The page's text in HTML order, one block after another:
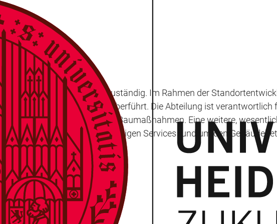
und Forschungsflächen zuständig. Im Rahmen der
Projektentwicklung überführt. Die Abteilung ist verantwortlich
für große Baumaßnahmen. Eine weitere,
von digitalen und nachhaltigen Services rund um den